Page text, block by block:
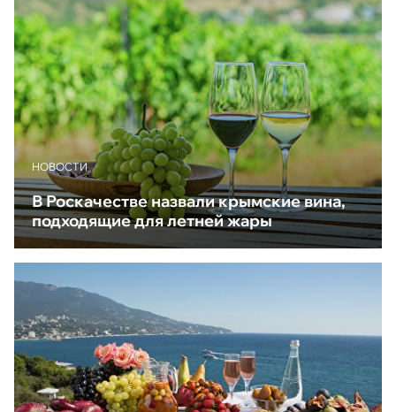
НОВОСТИ
В Роскачестве назвали крымские вина,
подходящие для летней жары